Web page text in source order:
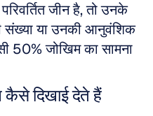
जीन है, तो उनके
संख्या या उनकी आनुवंशिक
50% जोखिम का सामना
कैसे दिखाई देते हैं